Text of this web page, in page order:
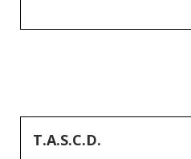
T.A.S.C.D.